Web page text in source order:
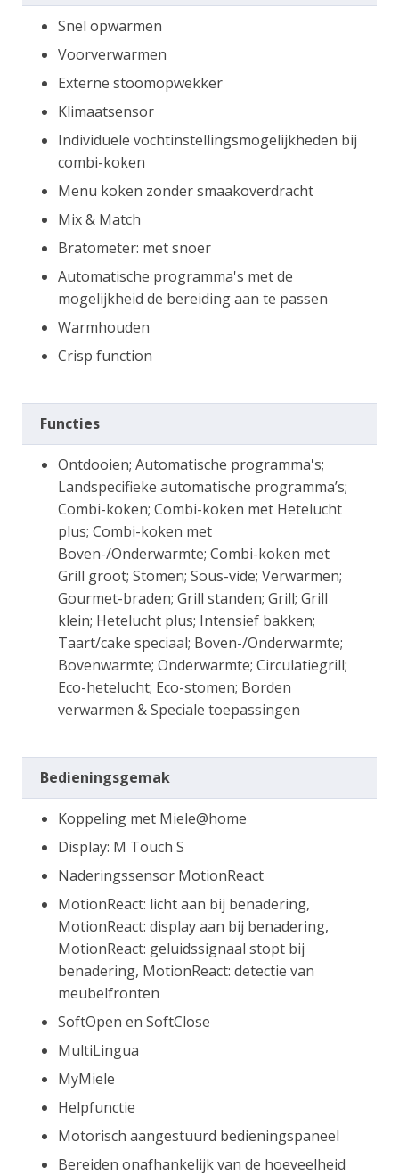
Snel opwarmen
Voorverwarmen
Externe stoomopwekker
Klimaatsensor
Individuele vochtinstellingsmogelijkheden bij
combi-koken
Menu koken zonder smaakoverdracht
Mix & Match
Bratometer: met snoer
Automatische programma's met de
mogelijkheid de bereiding aan te passen
Warmhouden
Crisp function
Functies
Ontdooien; Automatische programma's;
Landspecifieke automatische programma’s;
Combi-koken; Combi-koken met Hetelucht
plus; Combi-koken met
Boven-/Onderwarmte; Combi-koken met
Grill groot; Stomen; Sous-vide; Verwarmen;
Gourmet-braden; Grill standen; Grill; Grill
klein; Hetelucht plus; Intensief bakken;
Taart/cake speciaal; Boven-/Onderwarmte;
Bovenwarmte; Onderwarmte; Circulatiegrill;
Eco-hetelucht; Eco-stomen; Borden
verwarmen & Speciale toepassingen
Bedieningsgemak
Koppeling met Miele@home
Display: M Touch S
Naderingssensor MotionReact
MotionReact: licht aan bij benadering,
MotionReact: display aan bij benadering,
MotionReact: geluidssignaal stopt bij
benadering, MotionReact: detectie van
meubelfronten
SoftOpen en SoftClose
MultiLingua
MyMiele
Helpfunctie
Motorisch aangestuurd bedieningspaneel
Bereiden onafhankelijk van de hoeveelheid